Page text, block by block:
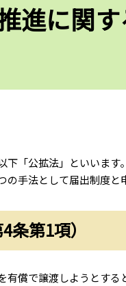
進に関
「公拡法」といいま
手法として届出制度と
条第1項）
償で譲渡しようとす